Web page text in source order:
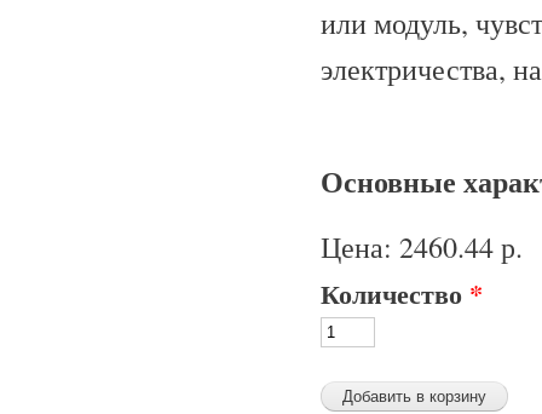
или модуль,
электричества,
Основные
Цена: 2460.44 р.
Количество *